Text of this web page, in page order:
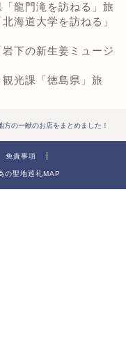
龍門滝を訪ねる」旅
海道大学を訪ねる」
下の新生姜ミュージ
光課「徳島県」旅
方の一献のお店をまとめました！
免責事項
聖地巡礼MAP